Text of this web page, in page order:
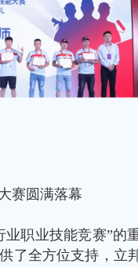
赛圆满落幕
业职业技能竞赛”的
了全方位支持 ，立